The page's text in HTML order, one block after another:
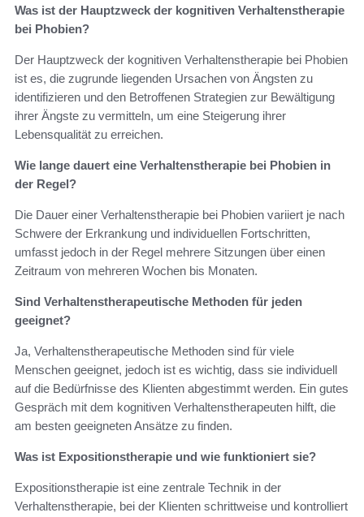
Was ist der Hauptzweck der kognitiven Verhaltenstherapie
bei Phobien?
Der Hauptzweck der kognitiven Verhaltenstherapie bei Phobien
ist es, die zugrunde liegenden Ursachen von Ängsten zu
identifizieren und den Betroffenen Strategien zur Bewältigung
ihrer Ängste zu vermitteln, um eine Steigerung ihrer
Lebensqualität zu erreichen.
Wie lange dauert eine Verhaltenstherapie bei Phobien in
der Regel?
Die Dauer einer Verhaltenstherapie bei Phobien variiert je nach
Schwere der Erkrankung und individuellen Fortschritten,
umfasst jedoch in der Regel mehrere Sitzungen über einen
Zeitraum von mehreren Wochen bis Monaten.
Sind Verhaltenstherapeutische Methoden für jeden
geeignet?
Ja, Verhaltenstherapeutische Methoden sind für viele
Menschen geeignet, jedoch ist es wichtig, dass sie individuell
auf die Bedürfnisse des Klienten abgestimmt werden. Ein gutes
Gespräch mit dem kognitiven Verhaltenstherapeuten hilft, die
am besten geeigneten Ansätze zu finden.
Was ist Expositionstherapie und wie funktioniert sie?
Expositionstherapie ist eine zentrale Technik in der
Verhaltenstherapie, bei der Klienten schrittweise und kontrolliert